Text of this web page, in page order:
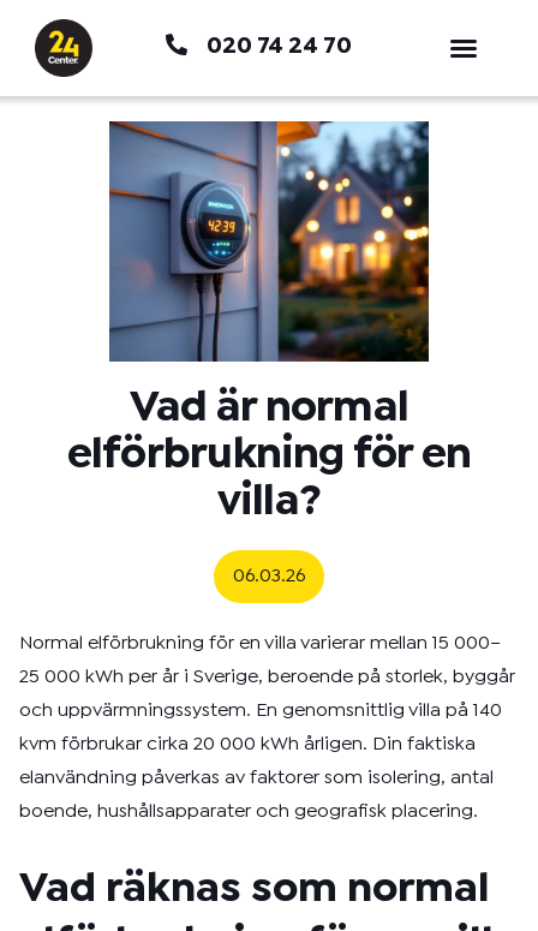
innehåll
020 74 24 70
Vad är normal
elförbrukning för en
villa?
06.03.26
Normal elförbrukning för en villa varierar mellan 15 000–
25 000 kWh per år i Sverige, beroende på storlek, byggår
och uppvärmningssystem. En genomsnittlig villa på 140
kvm förbrukar cirka 20 000 kWh årligen. Din faktiska
elanvändning påverkas av faktorer som isolering, antal
boende, hushållsapparater och geografisk placering.
Vad räknas som normal